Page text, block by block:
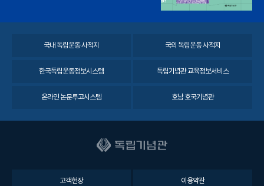
국내 독립운동 사적지 국외 독립운동 사적지
한국독립운동정보시스템 독립기념관 교육정보서비스
온라인 논문투고시스템 호남 호국기념관
고객헌장 이용약관